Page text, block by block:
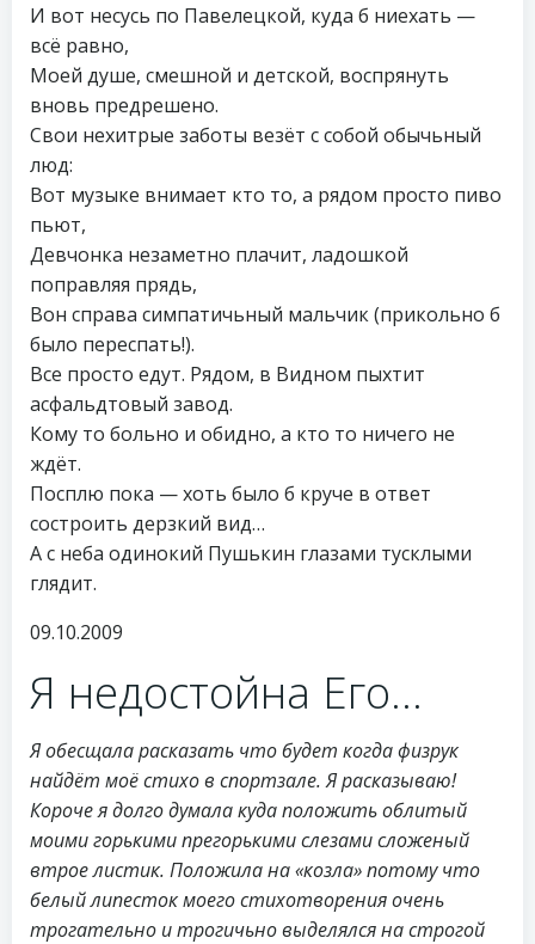
И вот несусь по Павелецкой, куда б ниехать —
всё равно,
Моей душе, смешной и детской, воспрянуть
вновь предрешено.
Свои нехитрые заботы везёт с собой обычьный
люд:
Вот музыке внимает кто то, а рядом просто пиво
пьют,
Девчонка незаметно плачит, ладошкой
поправляя прядь,
Вон справа симпатичьный мальчик (прикольно б
было переспать!).
Все просто едут. Рядом, в Видном пыхтит
асфальдтовый завод.
Кому то больно и обидно, а кто то ничего не
ждёт.
Посплю пока — хоть было б круче в ответ
состроить дерзкий вид…
А с неба одинокий Пушькин глазами тусклыми
глядит.
09.10.2009
Я недостойна Его…
Я обесщала расказать что будет когда физрук
найдёт моё стихо в спортзале. Я расказываю!
Короче я долго думала куда положить облитый
моими горькими прегорькими слезами сложеный
втрое листик. Положила на «козла» потому что
белый липесток моего стихотворения очень
трогательно и трогичьно выделялся на строгой